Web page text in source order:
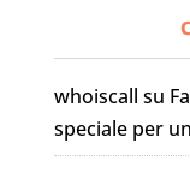
e
b
o
gr
a
m
whoiscall su
speciale per